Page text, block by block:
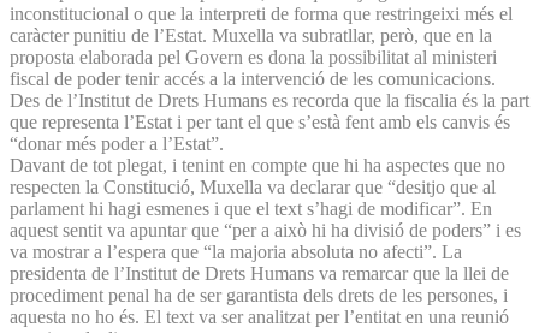
inconstitucional o que la interpreti de forma que restringeixi més el
caràcter punitiu de l’Estat. Muxella va subratllar, però, que en la
proposta elaborada pel Govern es dona la possibilitat al ministeri
fiscal de poder tenir accés a la intervenció de les comunicacions.
Des de l’Institut de Drets Humans es recorda que la fiscalia és la part
que representa l’Estat i per tant el que s’està fent amb els canvis és
“donar més poder a l’Estat”.
Davant de tot plegat, i tenint en compte que hi ha aspectes que no
respecten la Constitució, Muxella va declarar que “desitjo que al
parlament hi hagi esmenes i que el text s’hagi de modificar”. En
aquest sentit va apuntar que “per a això hi ha divisió de poders” i es
va mostrar a l’espera que “la majoria absoluta no afecti”. La
presidenta de l’Institut de Drets Humans va remarcar que la llei de
procediment penal ha de ser garantista dels drets de les persones, i
aquesta no ho és. El text va ser analitzat per l’entitat en una reunió